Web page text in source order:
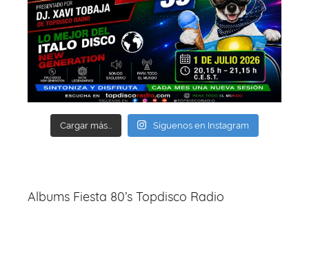
Cargar más... Síguenos en Instagram
Albums Fiesta 80’s Topdisco Radio